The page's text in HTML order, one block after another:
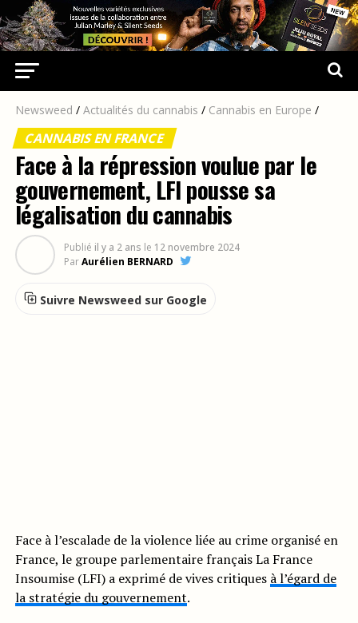
Newsweed / Actualités du cannabis / Cannabis en Europe /
CANNABIS EN FRANCE
Face à la répression voulue par le
gouvernement, LFI pousse sa
légalisation du cannabis
Publié il y a 2 ans le 12 novembre 2024
ParAurélien BERNARD
Suivre Newsweed sur Google
Face à l’escalade de la violence liée au crime organisé en
France, le groupe parlementaire français La France
Insoumise (LFI) a exprimé de vives critiques à l’égard de
la stratégie du gouvernement.